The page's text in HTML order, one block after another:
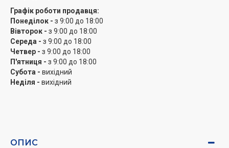
морозильну камеру у ваш простір.
Потужність заморожування 5.2 кг/24 год
Висока потужність заморожування забезпечує
швидке та ефективне заморожування продуктів,
зберігаючи їх смакові та поживні властивості.
Морозильна камера
Графік роботи продавця:
Понеділок - з 9:00 до 18:00
Вівторок - з 9:00 до 18:00
Середа - з 9:00 до 18:00
Четвер - з 9:00 до 18:00
П'ятниця - з 9:00 до 18:00
Субота - вихідний
Неділя - вихідний
ОПИС